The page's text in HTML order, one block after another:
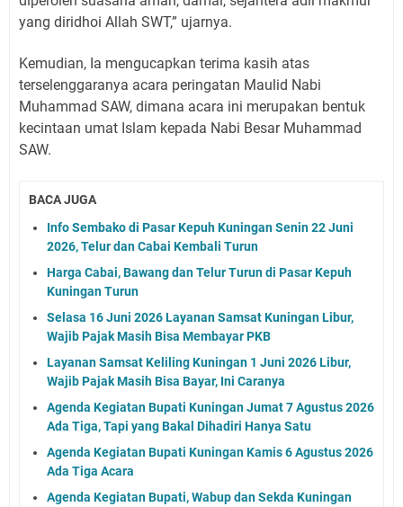
yang diridhoi Allah SWT,” ujarnya.
Kemudian, Ia mengucapkan terima kasih atas
terselenggaranya acara peringatan Maulid Nabi
Muhammad SAW, dimana acara ini merupakan bentuk
kecintaan umat Islam kepada Nabi Besar Muhammad
SAW.
BACA JUGA
Info Sembako di Pasar Kepuh Kuningan Senin 22 Juni
2026, Telur dan Cabai Kembali Turun
Harga Cabai, Bawang dan Telur Turun di Pasar Kepuh
Kuningan Turun
Selasa 16 Juni 2026 Layanan Samsat Kuningan Libur,
Wajib Pajak Masih Bisa Membayar PKB
Layanan Samsat Keliling Kuningan 1 Juni 2026 Libur,
Wajib Pajak Masih Bisa Bayar, Ini Caranya
Agenda Kegiatan Bupati Kuningan Jumat 7 Agustus 2026
Ada Tiga, Tapi yang Bakal Dihadiri Hanya Satu
Agenda Kegiatan Bupati Kuningan Kamis 6 Agustus 2026
Ada Tiga Acara
Agenda Kegiatan Bupati, Wabup dan Sekda Kuningan